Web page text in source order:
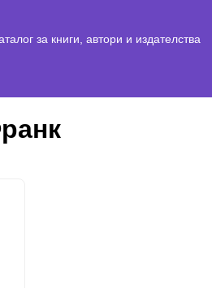
за книги, автори и издателства